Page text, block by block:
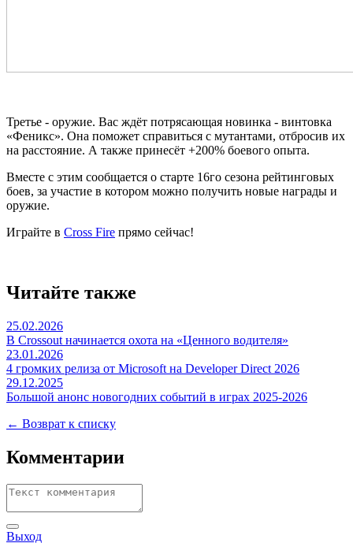
Третье - оружие. Вас ждёт потрясающая новинка - винтовка
«Феникс». Она поможет справиться с мутантами, отбросив их
на расстояние. А также принесёт +200% боевого опыта.
Вместе с этим сообщается о старте 16го сезона рейтинговых
боев, за участие в котором можно получить новые награды и
оружие.
Играйте в Cross Fire прямо сейчас!
Читайте также
25.02.2026
В Crossout начинается охота на «Ценного водителя»
23.01.2026
4 громких релиза от Microsoft на Developer Direct 2026
29.12.2025
Большой анонс новогодних событий в играх 2025-2026
← Возврат к списку
Комментарии
Выход